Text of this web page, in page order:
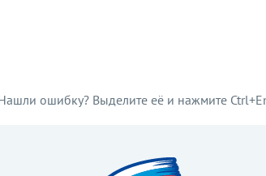
ошибку? Выделите её и нажмите